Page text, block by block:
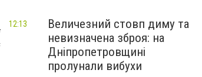
Величезний стовп диму та
невизначена зброя: на
Дніпропетровщині
пролунали вибухи
12:13